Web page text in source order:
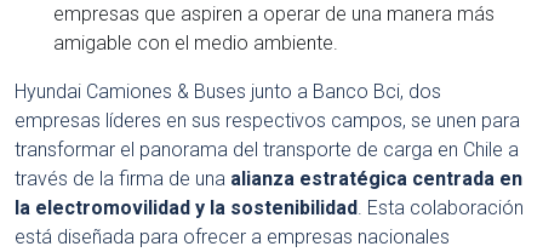
empresas que aspiren a operar de una manera más
amigable con el medio ambiente.
Hyundai Camiones & Buses junto a Banco Bci, dos
empresas líderes en sus respectivos campos, se unen para
transformar el panorama del transporte de carga en Chile a
través de la firma de una alianza estratégica centrada en
la electromovilidad y la sostenibilidad. Esta colaboración
está diseñada para ofrecer a empresas nacionales